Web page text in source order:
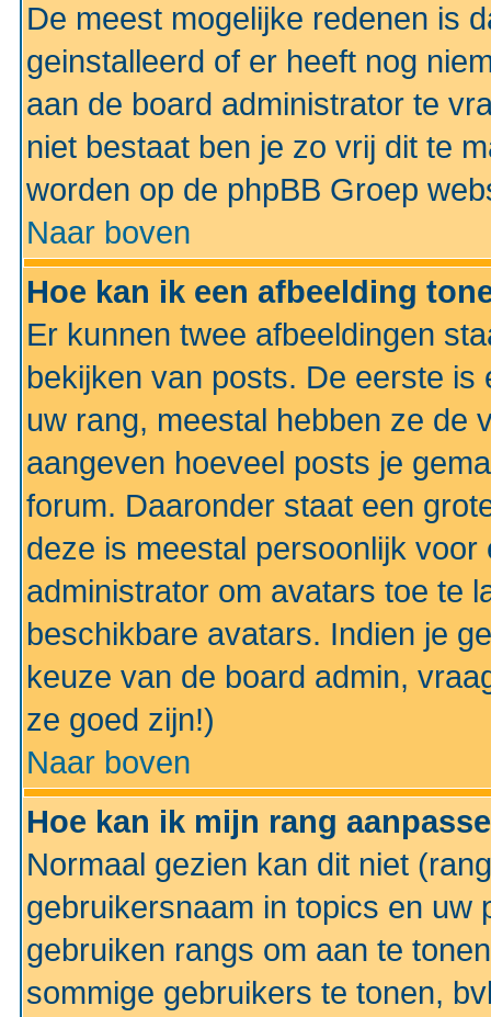
De meest mogelijke redenen is
geinstalleerd of er heeft nog
aan de board administrator te
niet bestaat ben je zo vrij dit te
worden op de phpBB Groep
Naar boven
Hoe kan ik een afbeelding
Er kunnen twee afbeeldingen
bekijken van posts. De eerste
uw rang, meestal hebben ze de
aangeven hoeveel posts je
forum. Daaronder staat een
deze is meestal persoonlijk
administrator om avatars toe te
beschikbare avatars. Indien je
keuze van de board admin,
ze goed zijn!)
Naar boven
Hoe kan ik mijn rang
Normaal gezien kan dit niet
gebruikersnaam in topics en uw
gebruiken rangs om aan te
sommige gebruikers te tonen,